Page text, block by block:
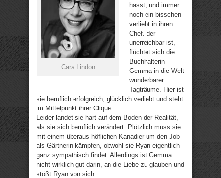
Cara Lindon
hasst, und immer
noch ein bisschen
verliebt in ihren
Chef, der
unerreichbar ist,
flüchtet sich die
Buchhalterin
Gemma in die Welt
wunderbarer
Tagträume. Hier ist
sie beruflich erfolgreich, glücklich verliebt und steht
im Mittelpunkt ihrer Clique.
Leider landet sie hart auf dem Boden der Realität,
als sie sich beruflich verändert. Plötzlich muss sie
mit einem überaus höflichen Kanadier um den Job
als Gärtnerin kämpfen, obwohl sie Ryan eigentlich
ganz sympathisch findet. Allerdings ist Gemma
nicht wirklich gut darin, an die Liebe zu glauben und
stößt Ryan von sich.